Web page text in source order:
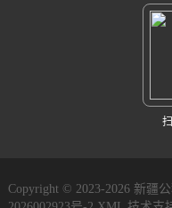
Copyright © 2023-2026 新疆